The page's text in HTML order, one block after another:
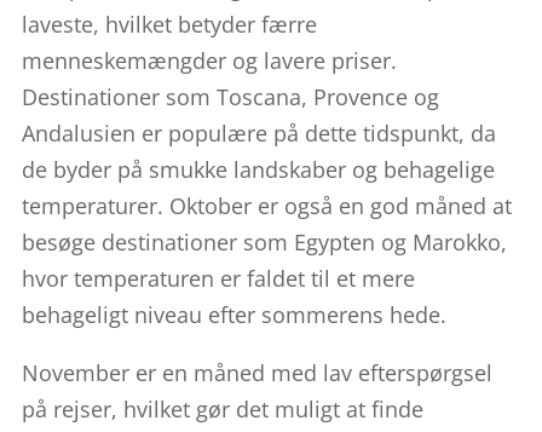
laveste, hvilket betyder færre
menneskemængder og lavere priser.
Destinationer som Toscana, Provence og
Andalusien er populære på dette tidspunkt, da
de byder på smukke landskaber og behagelige
temperaturer. Oktober er også en god måned at
besøge destinationer som Egypten og Marokko,
hvor temperaturen er faldet til et mere
behageligt niveau efter sommerens hede.
November er en måned med lav efterspørgsel
på rejser, hvilket gør det muligt at finde